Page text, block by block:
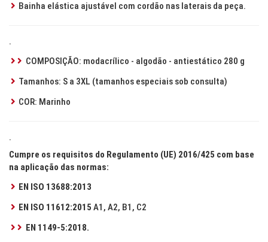
Bainha elástica ajustável com cordão nas laterais da peça.
.
COMPOSIÇÃO: modacrílico - algodão - antiestático 280 g
Tamanhos: S a 3XL (tamanhos especiais sob consulta)
COR: Marinho
.
Cumpre os requisitos do Regulamento (UE) 2016/425 com base
na aplicação das normas:
EN ISO 13688:2013
EN ISO 11612:2015 A1, A2, B1, C2
EN 1149-5:2018.